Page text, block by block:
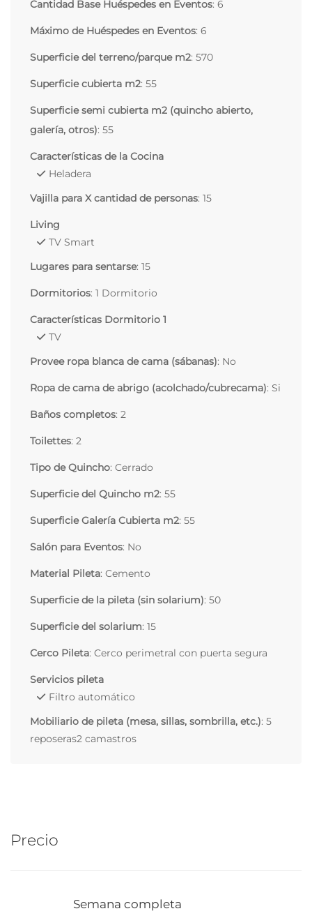
Cantidad Base Huéspedes en Eventos: 6
Máximo de Huéspedes en Eventos: 6
Superficie del terreno/parque m2: 570
Superficie cubierta m2: 55
Superficie semi cubierta m2 (quincho abierto,
galería, otros): 55
Características de la Cocina
Heladera
Vajilla para X cantidad de personas: 15
Living
TV Smart
Lugares para sentarse: 15
Dormitorios: 1 Dormitorio
Características Dormitorio 1
TV
Provee ropa blanca de cama (sábanas): No
Ropa de cama de abrigo (acolchado/cubrecama): Si
Baños completos: 2
Toilettes: 2
Tipo de Quincho: Cerrado
Superficie del Quincho m2: 55
Superficie Galería Cubierta m2: 55
Salón para Eventos: No
Material Pileta: Cemento
Superficie de la pileta (sin solarium): 50
Superficie del solarium: 15
Cerco Pileta: Cerco perimetral con puerta segura
Servicios pileta
Filtro automático
Mobiliario de pileta (mesa, sillas, sombrilla, etc.): 5
reposeras2 camastros
Precio
Semana completa